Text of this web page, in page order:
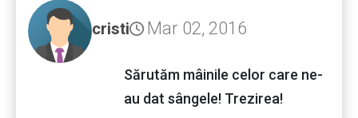
cristi Mar 02, 2016
Sărutăm mâinile celor care ne-
au dat sângele! Trezirea!